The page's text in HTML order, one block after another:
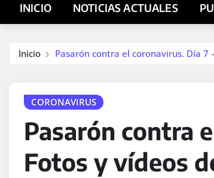
INICIO NOTICIAS ACTUALES
Inicio Pasarón contra el coronavirus. Día 7
CORONAVIRUS
Pasarón contra
Fotos y vídeos